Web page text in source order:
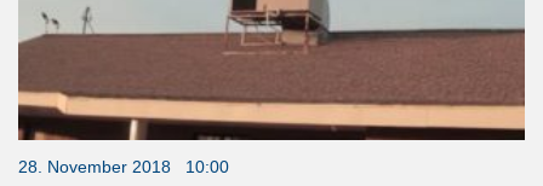
28. November 2018 10:00